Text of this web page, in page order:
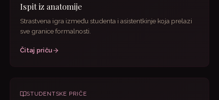
Ispit iz anatomije
Strastvena igra između studenta i asistentkinje koja prelazi
sve granice formalnosti.
Čitaj priču
STUDENTSKE PRIČE